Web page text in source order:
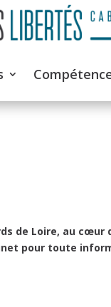
de Loire, au
pour toute